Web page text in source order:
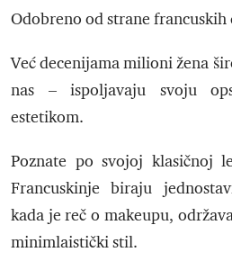
Odobreno od strane francuskih
Već decenijama milioni žena
nas – ispoljavaju svoju
estetikom.
Poznate po svojoj klasičnoj
Francuskinje biraju
kada je reč o makeupu,
minimlaistički stil.